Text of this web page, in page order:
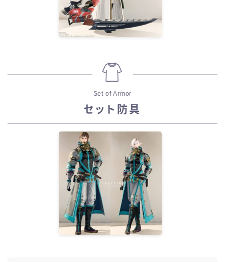
Set of Armor
セット防具